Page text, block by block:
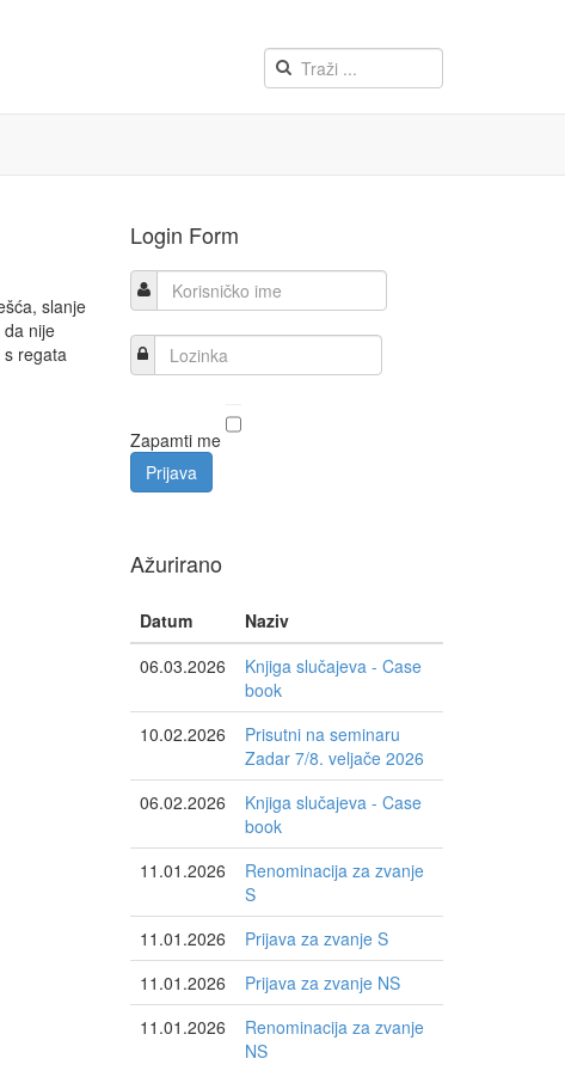
slanje
da nije
s regata
Login Form
Korisničko ime
Lozinka
Zapamti me
Prijava
Ažurirano
Datum
Naziv
06.03.2026
Knjiga slučajeva - Case
book
10.02.2026
Prisutni na seminaru
Zadar 7/8. veljače 2026
06.02.2026
Knjiga slučajeva - Case
book
11.01.2026
Renominacija za zvanje
S
11.01.2026
Prijava za zvanje S
11.01.2026
Prijava za zvanje NS
11.01.2026
Renominacija za zvanje
NS